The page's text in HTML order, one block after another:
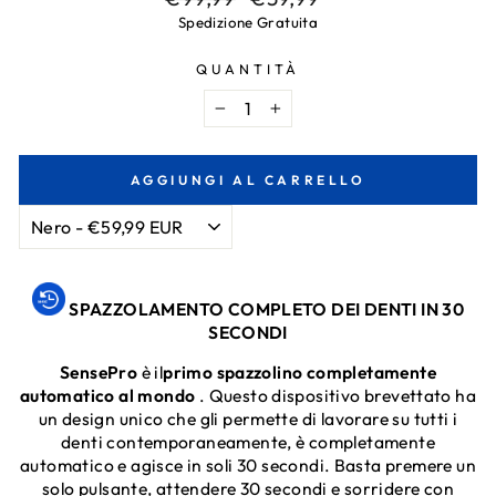
normale
di
Spedizione Gratuita
QUANTITÀ
- +
AGGIUNGI AL CARRELLO
SPAZZOLAMENTO COMPLETO DEI DENTI IN 30
SECONDI
SensePro è ilprimo spazzolino completamente
automatico al mondo . Questo dispositivo brevettato ha
un design unico che gli permette di lavorare su tutti i
denti contemporaneamente, è completamente
automatico e agisce in soli 30 secondi. Basta premere un
solo pulsante, attendere 30 secondi e sorridere con